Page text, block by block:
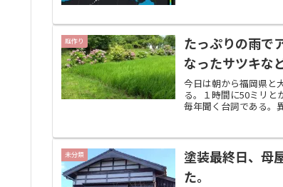
庭作り
たっぷりの雨で
なったサツキな
今日は朝から福岡県と
る。１時間に50ミリ
毎年聞く台詞である。
未分類
塗装最終日、母
た。